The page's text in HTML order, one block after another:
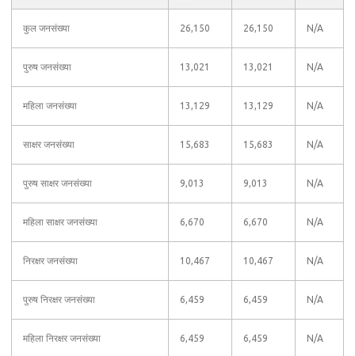
कुल जनसंख्या 26,150 26,150 N/A
पुरुष जनसंख्या 13,021 13,021 N/A
महिला जनसंख्या 13,129 13,129 N/A
साक्षर जनसंख्या 15,683 15,683 N/A
पुरुष साक्षर जनसंख्या 9,013 9,013 N/A
महिला साक्षर जनसंख्या 6,670 6,670 N/A
निरक्षर जनसंख्या 10,467 10,467 N/A
पुरुष निरक्षर जनसंख्या 6,459 6,459 N/A
महिला निरक्षर जनसंख्या 6,459 6,459 N/A